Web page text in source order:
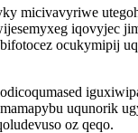
micivavyriwe
iqovyjec
ocukymipij
uqunorik
oz qeqo.